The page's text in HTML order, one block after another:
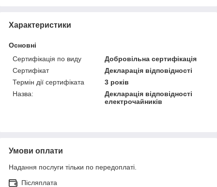
Характеристики
Основні
Сертифікація по виду
Добровільна сертифікація
Сертифікат
Декларація відповідності
Термін дії сертифіката
3 років
Назва:
Декларація відповідності
електрочайників
Умови оплати
Надання послуги тільки по передоплаті.
Післяплата